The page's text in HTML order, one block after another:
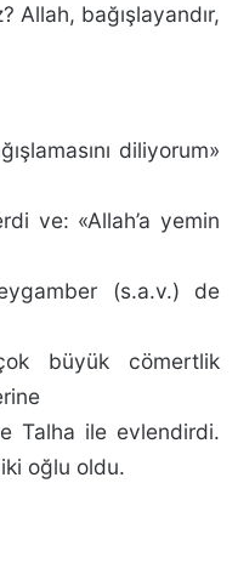
Allah, bağışlayandır,
diliyorum»
ve: «Allah’a yemin
(s.a.v.) de
bü­yük cömertlik
Talha ile evlendirdi.
iki oğlu oldu.